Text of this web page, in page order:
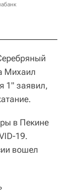
Михаил
1" заявил,
в Пекине
19.
вошел